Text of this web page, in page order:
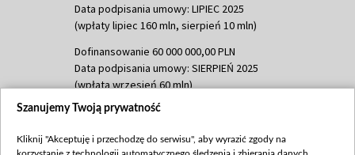
Data podpisania umowy: LIPIEC 2025
(wpłaty lipiec 160 mln, sierpień 10 mln)
Dofinansowanie 60 000 000,00 PLN
Data podpisania umowy: SIERPIEŃ 2025
(wpłata wrzesień 60 mln)
Dofinansowanie 635 783 051,21 PLN
(wpłata wrzesień 100 mln, październik 350
Szanujemy Twoją prywatność
Kliknij "Akceptuję i przechodzę do serwisu", aby wyrazić zgody na